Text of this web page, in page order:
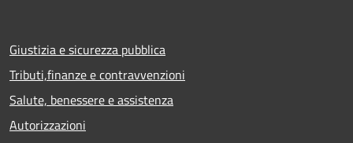
Giustizia e sicurezza pubblica
Tributi,finanze e contravvenzioni
Salute, benessere e assistenza
Autorizzazioni